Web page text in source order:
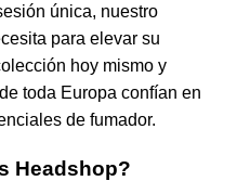
única, nuestro
para elevar su
hoy mismo y
toda Europa confían en
de fumador.
Headshop?